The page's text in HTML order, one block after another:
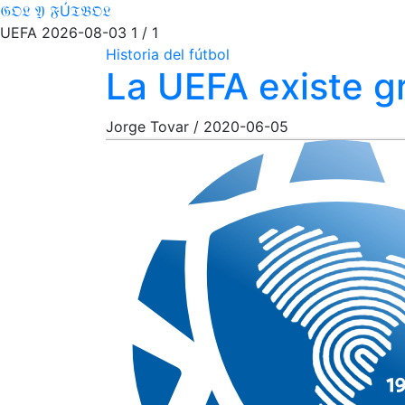
𝔊𝔒𝔏 𝔜 𝔉Ú𝔗𝔅𝔒𝔏
UEFA 2026-08-03 1 / 1
Historia del fútbol
La UEFA existe
Jorge Tovar / 2020-06-05